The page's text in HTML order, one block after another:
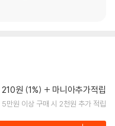
210원 (1%) 마니아추가적립
5만원 이상 구매 시 2천원 추가 적립